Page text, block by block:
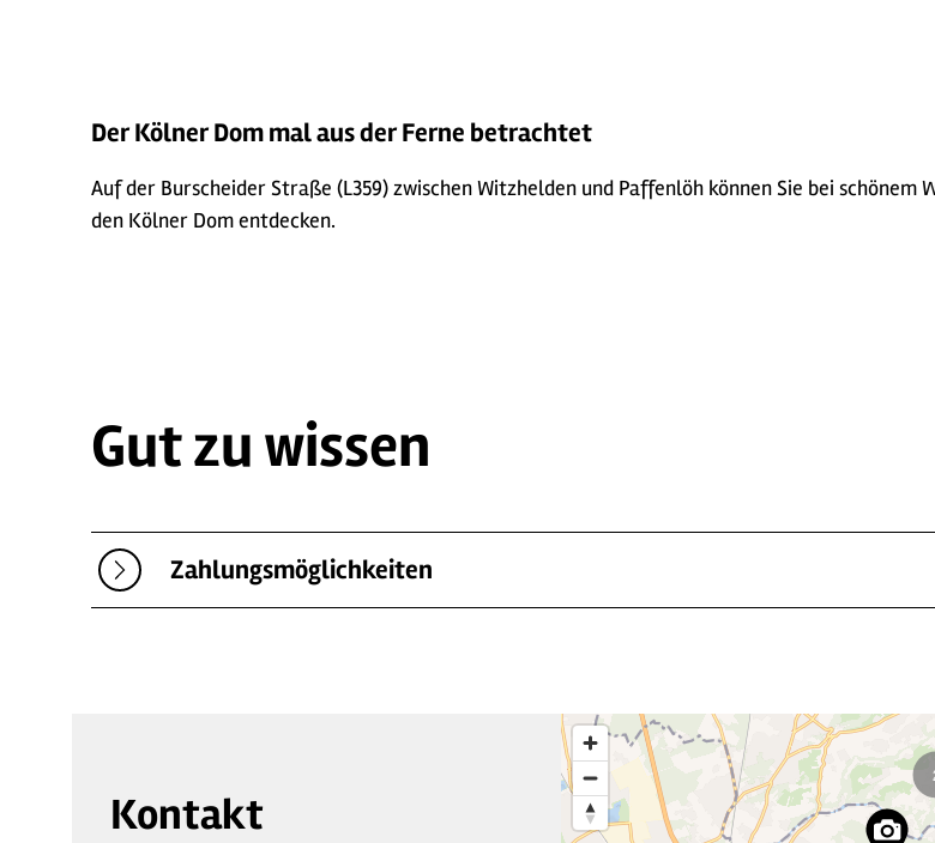
Der Kölner Dom mal aus der Ferne betrachtet
Auf der Burscheider Straße (L359) zwischen Witzhelden und Paffenlöh können Sie bei
den Kölner Dom entdecken.
Gut zu wissen
Zahlungsmöglichkeiten
Kontakt